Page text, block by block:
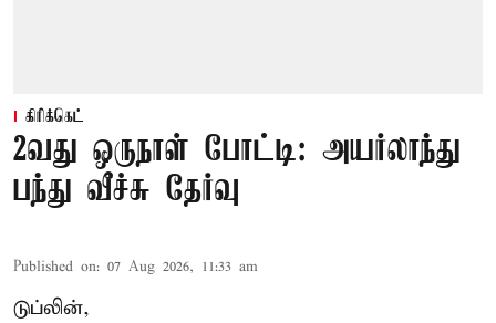
கிரிக்கெட்
2வது ஒருநாள் போட்டி: அயர்லாந்து
பந்து வீச்சு தேர்வு
Published on: 07 Aug 2026, 11:33 am
டுப்லின்,